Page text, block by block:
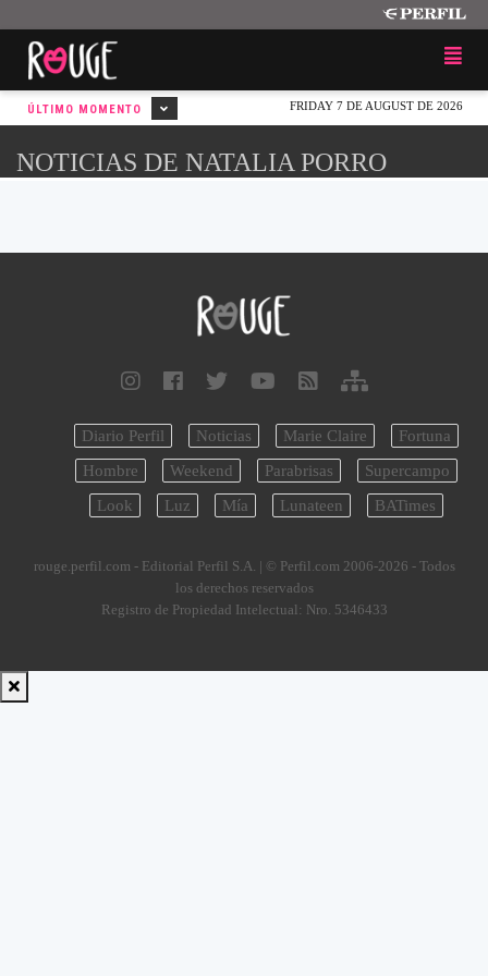
FRIDAY 7 DE AUGUST DE 2026
ÚLTIMO MOMENTO
NOTICIAS DE NATALIA PORRO
Diario Perfil Noticias Marie Claire
Fortuna
Hombre
Weekend Parabrisas
Supercampo
Look
Luz Mía Lunateen BATimes
rouge.perfil.com - Editorial Perfil S.A. | © Perfil.com 2006-2026 - Todos
los derechos reservados
Registro de Propiedad Intelectual: Nro. 5346433